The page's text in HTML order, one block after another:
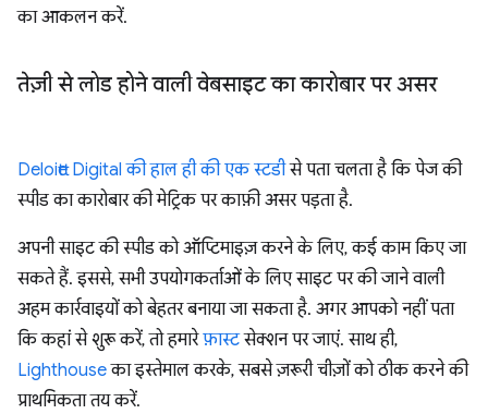
का आकलन करें.
तेज़ी से लोड होने वाली वेबसाइट का कारोबार पर असर
Deloitte Digital की हाल ही की एक स्टडीसे पता चलता है कि पेज की
स्पीड का कारोबार की मेट्रिक पर काफ़ी असर पड़ता है.
अपनी साइट की स्पीड को ऑप्टिमाइज़ करने के लिए, कई काम किए जा
सकते हैं. इससे, सभी उपयोगकर्ताओं के लिए साइट पर की जाने वाली
अहम कार्रवाइयों को बेहतर बनाया जा सकता है. अगर आपको नहीं पता
कि कहां से शुरू करें, तो हमारेफ़ास्टसेक्शन पर जाएं. साथ ही,
Lighthouseका इस्तेमाल करके, सबसे ज़रूरी चीज़ों को ठीक करने की
प्राथमिकता तय करें.